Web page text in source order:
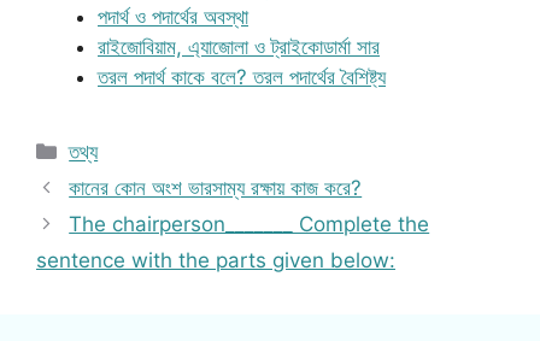
পদার্থ ও পদার্থের অবস্থা
রাইজোবিয়াম, এ্যাজোলা ও ট্রাইকোডার্মা সার
তরল পদার্থ কাকে বলে? তরল পদার্থের বৈশিষ্ট্য
Categories
তথ্য
কানের কোন অংশ ভারসাম্য রক্ষায় কাজ করে?
The chairperson_______ Complete the
sentence with the parts given below: